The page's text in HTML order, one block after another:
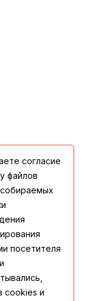
согласие
файлов
посетителя
cookies и